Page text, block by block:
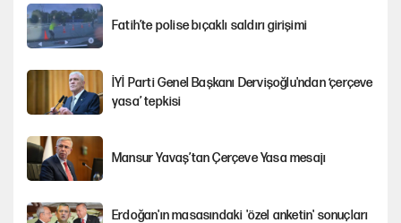
Fatih’te polise bıçaklı saldırı girişimi
İYİ Parti Genel Başkanı Dervişoğlu'ndan ‘çerçeve
yasa’ tepkisi
Mansur Yavaş’tan Çerçeve Yasa mesajı
Erdoğan'ın masasındaki 'özel anketin' sonuçları